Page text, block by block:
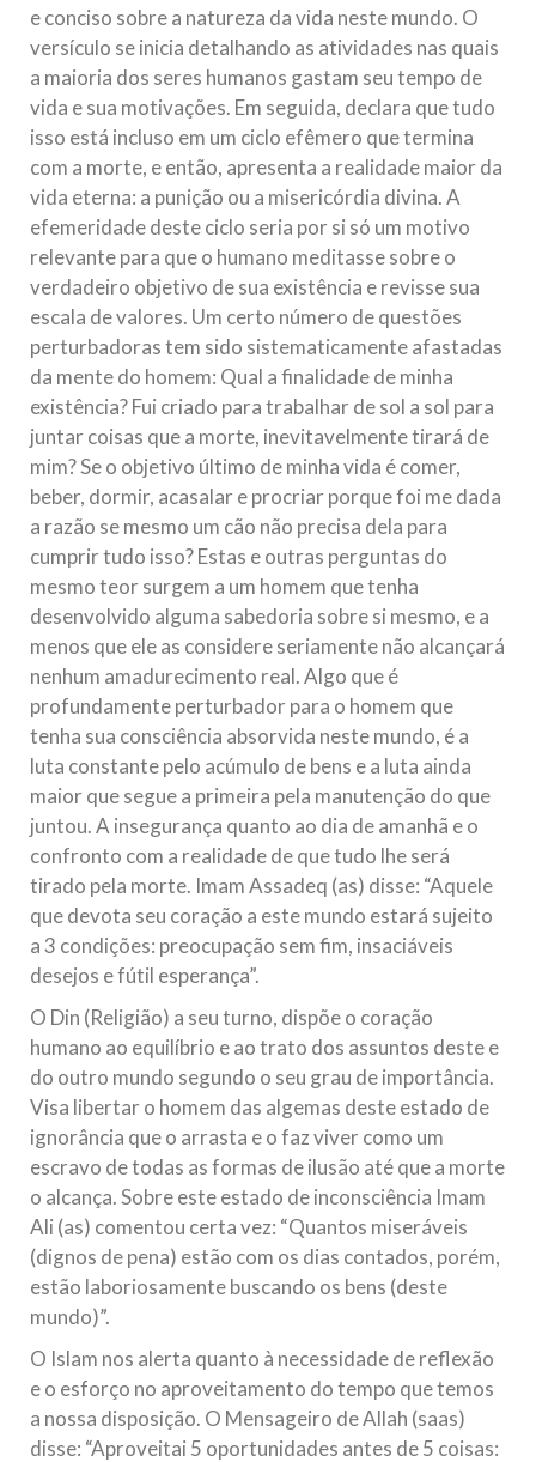
e conciso sobre a natureza da vida neste mundo. O
versículo se inicia detalhando as atividades nas quais
a maioria dos seres humanos gastam seu tempo de
vida e sua motivações. Em seguida, declara que tudo
isso está incluso em um ciclo efêmero que termina
com a morte, e então, apresenta a realidade maior da
vida eterna: a punição ou a misericórdia divina. A
efemeridade deste ciclo seria por si só um motivo
relevante para que o humano meditasse sobre o
verdadeiro objetivo de sua existência e revisse sua
escala de valores. Um certo número de questões
perturbadoras tem sido sistematicamente afastadas
da mente do homem: Qual a finalidade de minha
existência? Fui criado para trabalhar de sol a sol para
juntar coisas que a morte, inevitavelmente tirará de
mim? Se o objetivo último de minha vida é comer,
beber, dormir, acasalar e procriar porque foi me dada
a razão se mesmo um cão não precisa dela para
cumprir tudo isso? Estas e outras perguntas do
mesmo teor surgem a um homem que tenha
desenvolvido alguma sabedoria sobre si mesmo, e a
menos que ele as considere seriamente não alcançará
nenhum amadurecimento real. Algo que é
profundamente perturbador para o homem que
tenha sua consciência absorvida neste mundo, é a
luta constante pelo acúmulo de bens e a luta ainda
maior que segue a primeira pela manutenção do que
juntou. A insegurança quanto ao dia de amanhã e o
confronto com a realidade de que tudo lhe será
tirado pela morte. Imam Assadeq (as) disse: “Aquele
que devota seu coração a este mundo estará sujeito
a 3 condições: preocupação sem fim, insaciáveis
desejos e fútil esperança”.
O Din (Religião) a seu turno, dispõe o coração
humano ao equilíbrio e ao trato dos assuntos deste e
do outro mundo segundo o seu grau de importância.
Visa libertar o homem das algemas deste estado de
ignorância que o arrasta e o faz viver como um
escravo de todas as formas de ilusão até que a morte
o alcança. Sobre este estado de inconsciência Imam
Ali (as) comentou certa vez: “Quantos miseráveis
(dignos de pena) estão com os dias contados, porém,
estão laboriosamente buscando os bens (deste
mundo)”.
O Islam nos alerta quanto à necessidade de reflexão
e o esforço no aproveitamento do tempo que temos
a nossa disposição. O Mensageiro de Allah (saas)
disse: “Aproveitai 5 oportunidades antes de 5 coisas: